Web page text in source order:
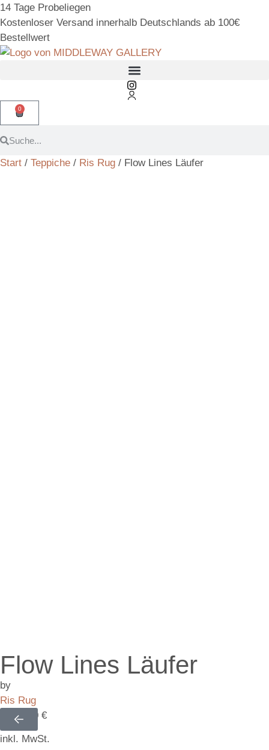
14 Tage Probeliegen
Kostenloser Versand innerhalb Deutschlands ab 100€
Bestellwert
0
Start / Teppiche / Ris Rug / Flow Lines Läufer
Flow Lines Läufer
by
Ris Rug
1.020,00 €
inkl. MwSt.